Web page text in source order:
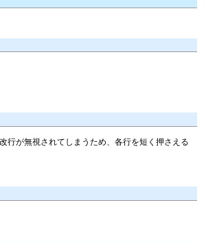
行が無視されてしまうため、各行を短く押さえる